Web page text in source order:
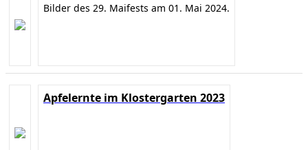
Bilder des 29. Maifests am 01. Mai 2024.
Apfelernte im Klostergarten 2023